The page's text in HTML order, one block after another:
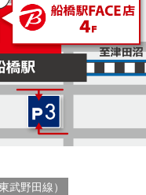
武野田線）